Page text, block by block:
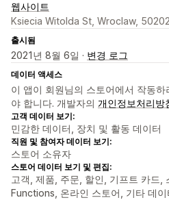
웹사이트
Ksiecia Witolda St, Wroclaw,
출시됨
2021년 8월 6일 · 변경 로그
데이터 액세스
이 앱이 회원님의 스토어에서 작동
야 합니다. 개발자의 개인정보처리방
고객 데이터 보기:
민감한 데이터, 장치 및 활동 데이터
직원 및 참여자 데이터 보기:
스토어 소유자
스토어 데이터 보기 및 편집:
고객, 제품, 주문, 할인, 기프트 카드
Functions, 온라인 스토어, 기타 데이